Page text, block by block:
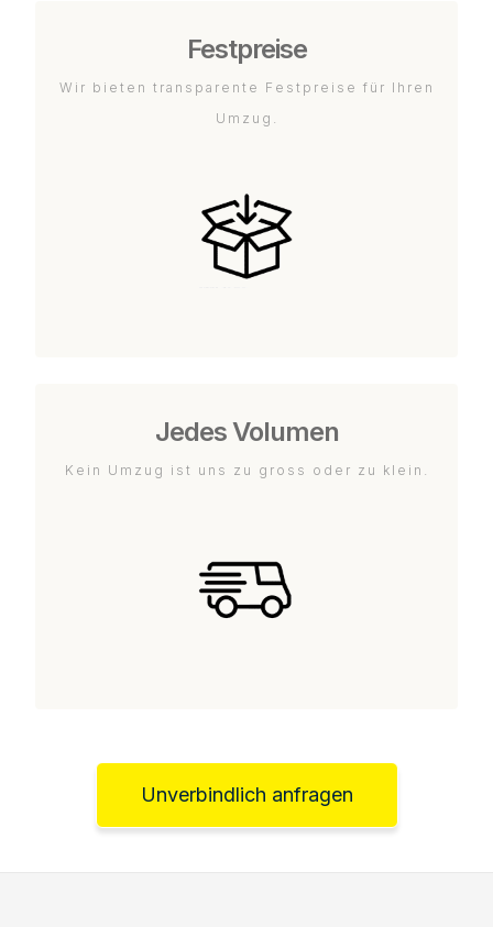
Festpreise
Wir bieten transparente Festpreise für Ihren
Umzug.
Jedes Volumen
Kein Umzug ist uns zu gross oder zu klein.
Unverbindlich anfragen